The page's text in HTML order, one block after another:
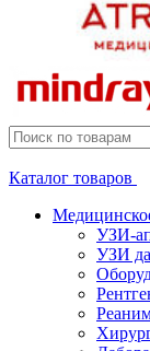
Каталог товаров
УЗИ-
УЗИ